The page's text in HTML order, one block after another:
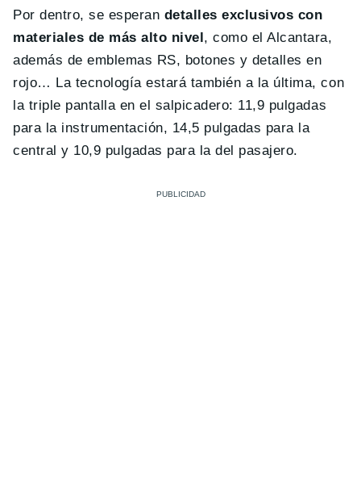
Por dentro, se esperan detalles exclusivos con
materiales de más alto nivel , como el Alcantara,
además de emblemas RS, botones y detalles en
rojo… La tecnología estará también a la última, con
la triple pantalla en el salpicadero: 11,9 pulgadas
para la instrumentación, 14,5 pulgadas para la
central y 10,9 pulgadas para la del pasajero.